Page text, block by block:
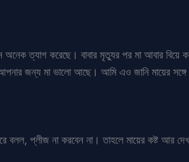
ত্যাগ করেছে। বাবার মৃত্যুর পর মা আবার বিয়ে
জন্য মা ভালো আছে। আমি এও জানি মায়ের সঙ্গে
বলল, প্লীজ না করবেন না। তাহলে মায়ের কষ্ট আর